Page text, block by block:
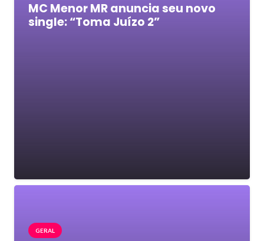
MC Menor MR anuncia seu novo
single: “Toma Juízo 2”
GERAL